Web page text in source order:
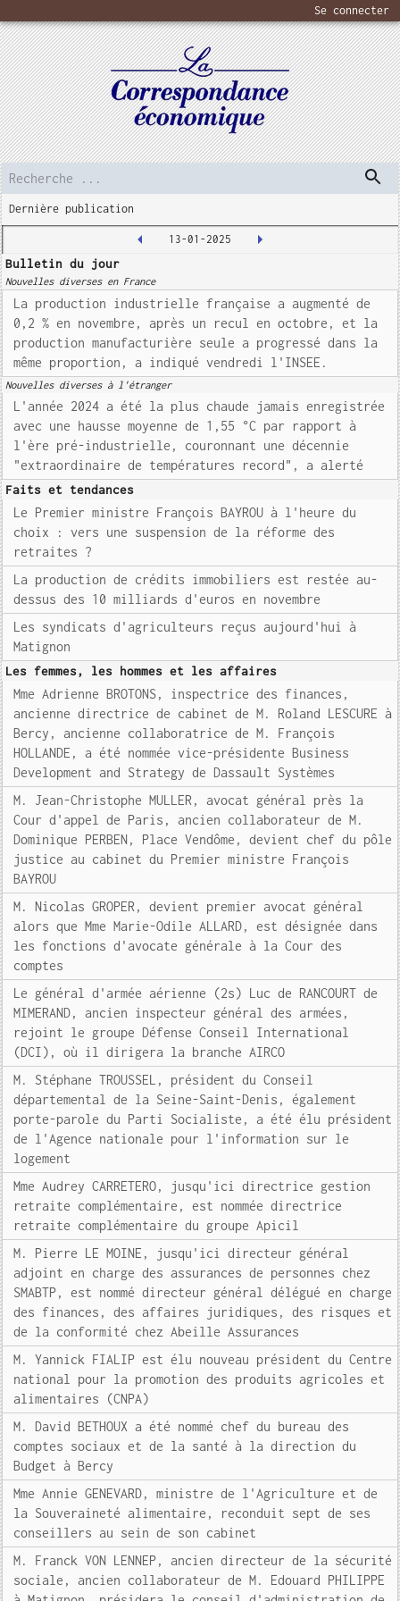
Se connecter
Dernière publication
13-01-2025
Bulletin du jour
Nouvelles diverses en France
La production industrielle française a augmenté de
0,2 % en novembre, après un recul en octobre, et la
production manufacturière seule a progressé dans la
même proportion, a indiqué vendredi l'INSEE.
Nouvelles diverses à l'étranger
L'année 2024 a été la plus chaude jamais enregistrée
avec une hausse moyenne de 1,55 °C par rapport à
l'ère pré-industrielle, couronnant une décennie
"extraordinaire de températures record", a alerté
Faits et tendances
Le Premier ministre François BAYROU à l'heure du
choix : vers une suspension de la réforme des
retraites ?
La production de crédits immobiliers est restée au-
dessus des 10 milliards d'euros en novembre
Les syndicats d'agriculteurs reçus aujourd'hui à
Matignon
Les femmes, les hommes et les affaires
Mme Adrienne BROTONS, inspectrice des finances,
ancienne directrice de cabinet de M. Roland LESCURE à
Bercy, ancienne collaboratrice de M. François
HOLLANDE, a été nommée vice-présidente Business
Development and Strategy de Dassault Systèmes
M. Jean-Christophe MULLER, avocat général près la
Cour d'appel de Paris, ancien collaborateur de M.
Dominique PERBEN, Place Vendôme, devient chef du pôle
justice au cabinet du Premier ministre François
BAYROU
M. Nicolas GROPER, devient premier avocat général
alors que Mme Marie-Odile ALLARD, est désignée dans
les fonctions d'avocate générale à la Cour des
comptes
Le général d'armée aérienne (2s) Luc de RANCOURT de
MIMERAND, ancien inspecteur général des armées,
rejoint le groupe Défense Conseil International
(DCI), où il dirigera la branche AIRCO
M. Stéphane TROUSSEL, président du Conseil
départemental de la Seine-Saint-Denis, également
porte-parole du Parti Socialiste, a été élu président
de l'Agence nationale pour l'information sur le
logement
Mme Audrey CARRETERO, jusqu'ici directrice gestion
retraite complémentaire, est nommée directrice
retraite complémentaire du groupe Apicil
M. Pierre LE MOINE, jusqu'ici directeur général
adjoint en charge des assurances de personnes chez
SMABTP, est nommé directeur général délégué en charge
des finances, des affaires juridiques, des risques et
de la conformité chez Abeille Assurances
M. Yannick FIALIP est élu nouveau président du Centre
national pour la promotion des produits agricoles et
alimentaires (CNPA)
M. David BETHOUX a été nommé chef du bureau des
comptes sociaux et de la santé à la direction du
Budget à Bercy
Mme Annie GENEVARD, ministre de l'Agriculture et de
la Souveraineté alimentaire, reconduit sept de ses
conseillers au sein de son cabinet
M. Franck VON LENNEP, ancien directeur de la sécurité
sociale, ancien collaborateur de M. Edouard PHILIPPE